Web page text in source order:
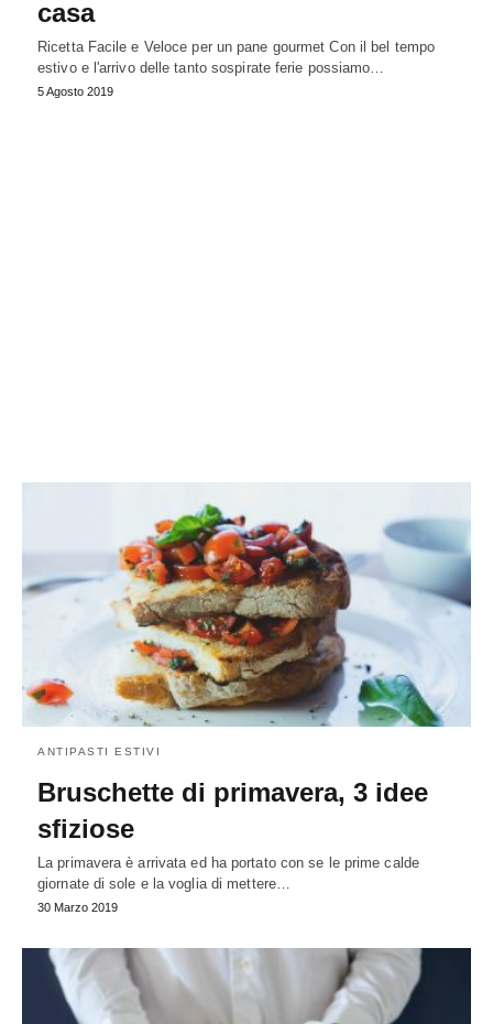
casa
Ricetta Facile e Veloce per un pane gourmet Con il bel tempo
estivo e l'arrivo delle tanto sospirate ferie possiamo…
5 Agosto 2019
ANTIPASTI ESTIVI
Bruschette di primavera, 3 idee
sfiziose
La primavera è arrivata ed ha portato con se le prime calde
giornate di sole e la voglia di mettere…
30 Marzo 2019